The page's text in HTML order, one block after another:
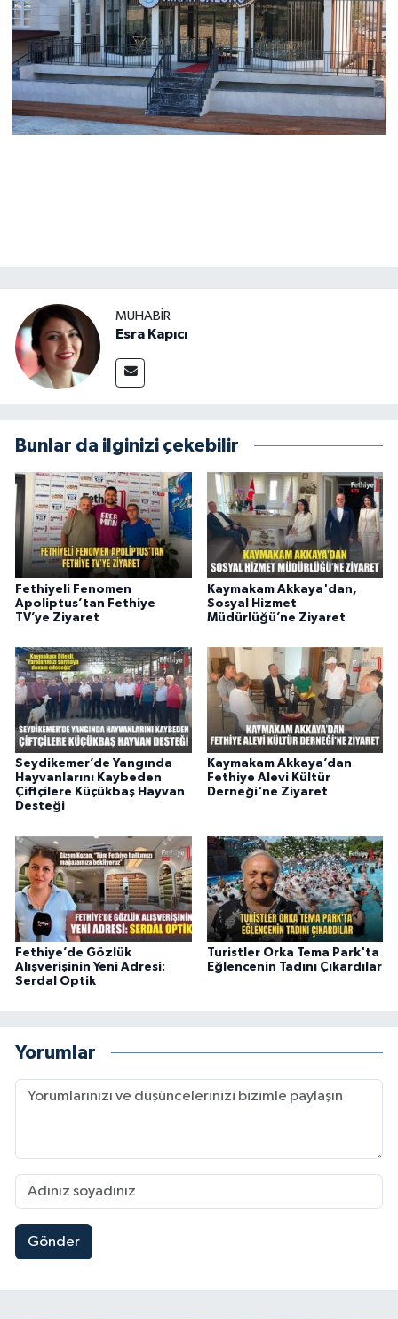
MUHABİR
Esra Kapıcı
Bunlar da ilginizi çekebilir
Fethiyeli Fenomen
Apoliptus’tan Fethiye
TV’ye Ziyaret
Kaymakam Akkaya'dan,
Sosyal Hizmet
Müdürlüğü’ne Ziyaret
Seydikemer’de Yangında
Hayvanlarını Kaybeden
Çiftçilere Küçükbaş Hayvan
Desteği
Kaymakam Akkaya’dan
Fethiye Alevi Kültür
Derneği'ne Ziyaret
Fethiye’de Gözlük
Alışverişinin Yeni Adresi:
Serdal Optik
Turistler Orka Tema Park'ta
Eğlencenin Tadını Çıkardılar
Yorumlar
Gönder